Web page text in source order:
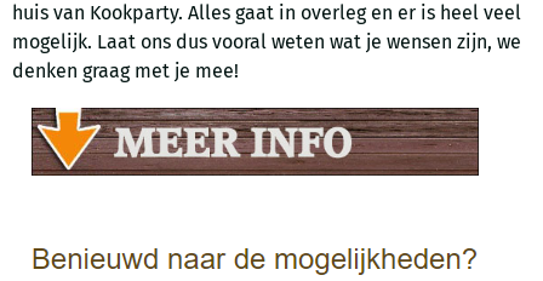
huis van Kookparty. Alles gaat in overleg en er is heel veel
mogelijk. Laat ons dus vooral weten wat je wensen zijn, we
denken graag met je mee!